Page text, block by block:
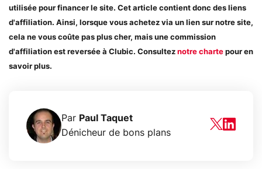
utilisée pour financer le site. Cet article contient donc des liens
d'affiliation. Ainsi, lorsque vous achetez via un lien sur notre site,
cela ne vous coûte pas plus cher, mais une commission
d'affiliation est reversée à Clubic. Consultez notre charte pour en
savoir plus.
Par Paul Taquet
Dénicheur de bons plans